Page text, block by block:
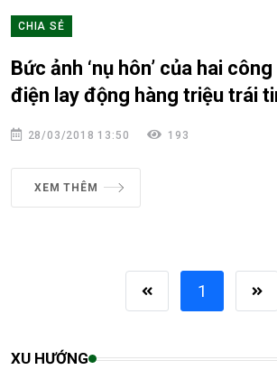
CHIA SẺ
Bức ảnh ‘nụ hôn’ của hai
điện lay động hàng triệu trái
28/03/2018 13:50 193
XEM THÊM
1
XU HƯỚNG